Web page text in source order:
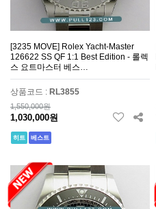
[3235 MOVE] Rolex Yacht-Master
126622 SS QF 1:1 Best Edition - 롤렉
스 요트마스터 베스…
상품코드 : RL3855
1,550,000원
1,030,000원
히트 베스트